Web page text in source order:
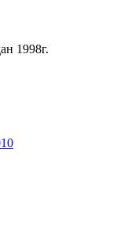
1998г.